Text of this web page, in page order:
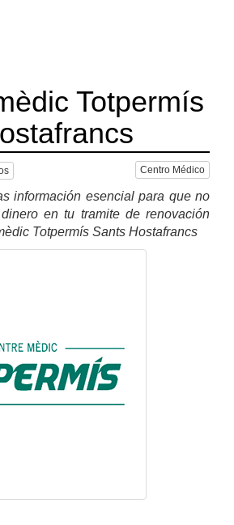
Totpermís
Centro Médico
información esencial para que no
en tu tramite de renovación
Totpermís Sants Hostafrancs